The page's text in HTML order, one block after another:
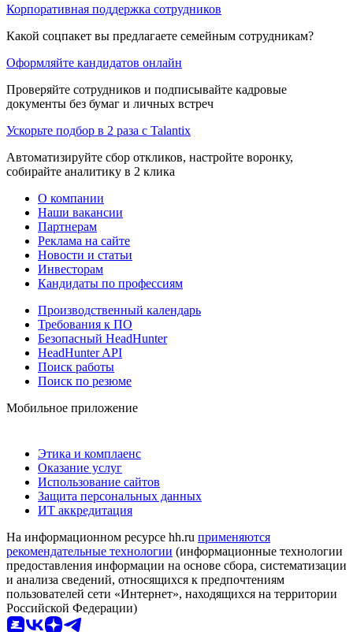
Корпоративная поддержка сотрудников
Какой соцпакет вы предлагаете семейным сотрудникам?
Оформляйте кандидатов онлайн
Проверяйте сотрудников и подписывайте кадровые
документы без бумаг и личных встреч
Ускорьте подбор в 2 раза с Talantix
Автоматизируйте сбор откликов, настройте воронку,
собирайте аналитику в 2 клика
О компании
Наши вакансии
Партнерам
Реклама на сайте
Новости и статьи
Инвесторам
Кандидаты по профессиям
Производственный календарь
Требования к ПО
Безопасный HeadHunter
HeadHunter API
Поиск работы
Поиск по резюме
Мобильное приложение
Этика и комплаенс
Оказание услуг
Использование сайтов
Защита персональных данных
ИТ аккредитация
На информационном ресурсе hh.ru применяются
рекомендательные технологии (информационные технологии
предоставления информации на основе сбора, систематизации
и анализа сведений, относящихся к предпочтениям
пользователей сети «Интернет», находящихся на территории
Российской Федерации)